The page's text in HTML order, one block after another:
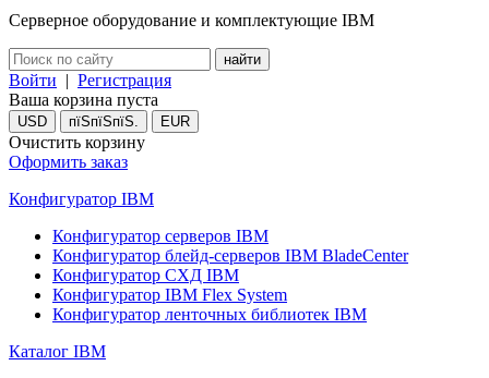
Серверное оборудование и комплектующие IBM
Войти | Регистрация
Ваша корзина пуста
USD пїЅпїЅпїЅ. EUR
Очистить корзину
Оформить заказ
Конфигуратор IBM
Конфигуратор серверов IBM
Конфигуратор блейд-серверов IBM BladeCenter
Конфигуратор СХД IBM
Конфигуратор IBM Flex System
Конфигуратор ленточных библиотек IBM
Каталог IBM